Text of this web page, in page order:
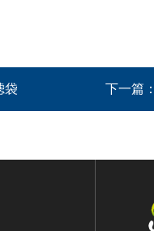
袋 下一篇：